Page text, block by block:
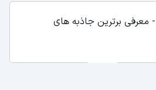
- معرفی برترین جاذبه های